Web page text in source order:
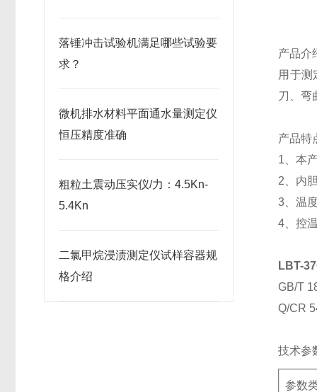
落锤冲击试验机满足哪些试验要
求？
微机排水材料平面通水量测定仪
恒压精度准确
粗粒土震动压实仪/力：4.5Kn-
5.4Kn
二氯甲烷浸渍测定仪试样容器规
格介绍
产品介
用于测
刀、弯
产品特
1 、本
2 、内
3 、温
4 、控
LBT-
GB/T
Q/CR
技术参
参数